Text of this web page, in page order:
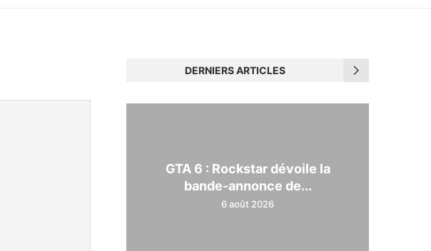
DERNIERS ARTICLES
GTA 6 : Rockstar dévoile la
bande-annonce de...
6 août 2026